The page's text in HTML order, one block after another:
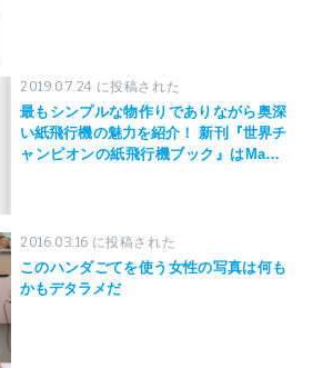
2019.07.24 に投稿された
最もシンプルな物作りでありながら奥深
い紙飛行機の魅力を紹介！ 新刊『世界チ
ャンピオンの紙飛行機ブック』はMaker
2016.03.16 に投稿された
このハンダごてを使う女性の写真は何も
かもデタラメだ